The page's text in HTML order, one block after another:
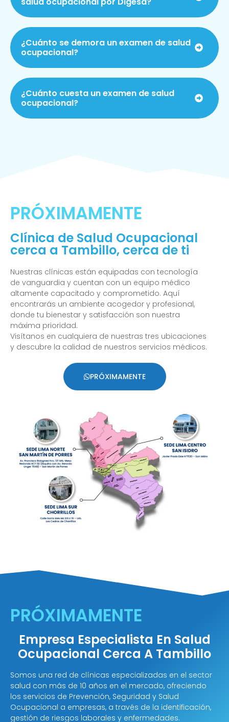
¿Cuánto se demora un examen de salud
ocupacional?
¿Cuánto cuesta un examen de salud
ocupacional?
PRÓXIMAMENTE
Clínica de Salud Ocupacional
cerca a Tambillo, cerca de ti
Nuestras clínicas están equipadas con tecnología
de vanguardia y cuentan con un equipo médico
altamente capacitado y comprometido. Aquí
encontrarás un ambiente acogedor y profesional,
donde tu bienestar y satisfacción son nuestra
máxima prioridad.
Visítanos en cualquiera de nuestras tres ubicaciones
y descubre la calidad de nuestros servicios médicos.
PRÓXIMAMENTE
PRÓXIMAMENTE
Empresa Especialista En Salud
Ocupacional Cerca A Tambillo
Somos una red de clínicas especializadas en el sector
salud con más de 10 años en el mercado, ofreciendo
los servicios de Prevención, Seguridad y Salud
Ocupacional a empresas, a través de la identificación,
gestión de riesgos laborales y enfermedades.